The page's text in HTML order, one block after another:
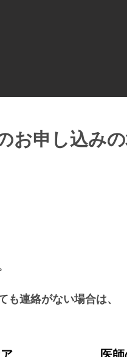
お申し込み
連絡がない場合は、